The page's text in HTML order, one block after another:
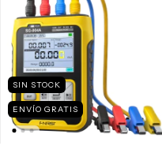
SIN STOCK
ENVÍO GRATIS